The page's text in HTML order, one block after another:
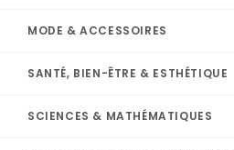
MODE & ACCESSOIRES
SANTÉ, BIEN-ÊTRE & ESTHÉTIQUE
SCIENCES & MATHÉMATIQUES